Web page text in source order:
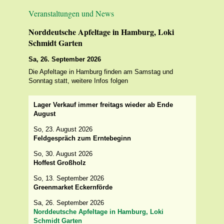
Veranstaltungen und News
Norddeutsche Apfeltage in Hamburg, Loki
Schmidt Garten
Sa, 26. September 2026
Die Apfeltage in Hamburg finden am Samstag und
Sonntag statt, weitere Infos folgen
Lager Verkauf immer freitags wieder ab Ende
August
So, 23. August 2026
Feldgespräch zum Erntebeginn
So, 30. August 2026
Hoffest Großholz
So, 13. September 2026
Greenmarket Eckernförde
Sa, 26. September 2026
Norddeutsche Apfeltage in Hamburg, Loki
Schmidt Garten